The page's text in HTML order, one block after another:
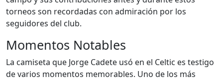
torneos son recordadas con admiración por los
seguidores del club.
Momentos Notables
La camiseta que Jorge Cadete usó en el Celtic es testigo
de varios momentos memorables. Uno de los más